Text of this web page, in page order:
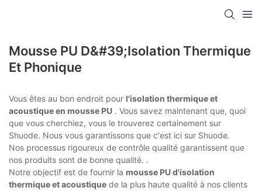
Mousse PU D&#39;isolation Thermique
Et Phonique
Vous êtes au bon endroit pour l'isolation thermique et
acoustique en mousse PU . Vous savez maintenant que, quoi
que vous cherchiez, vous le trouverez certainement sur
Shuode. Nous vous garantissons que c'est ici sur Shuode.
Nos processus rigoureux de contrôle qualité garantissent que
nos produits sont de bonne qualité. .
Notre objectif est de fournir la mousse PU d'isolation
thermique et acoustique de la plus haute qualité à nos clients